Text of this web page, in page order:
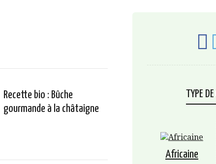
Recette bio : Bûche
gourmande à la châtaigne
TYPE
Africaine